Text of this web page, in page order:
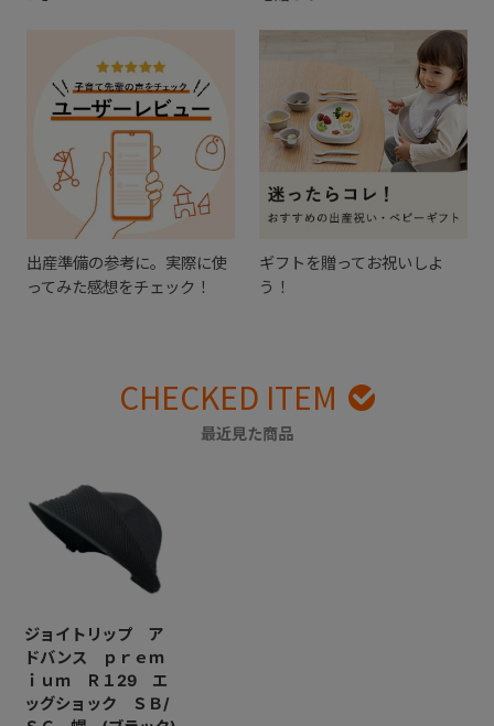
出産準備の参考に。実際に使
ってみた感想をチェック！
ギフトを贈ってお祝いしよ
う！
CHECKED ITEM
最近見た商品
ジョイトリップ ア
ドバンス ｐｒｅｍ
ｉｕｍ Ｒ１29 エ
ッグショック ＳＢ/